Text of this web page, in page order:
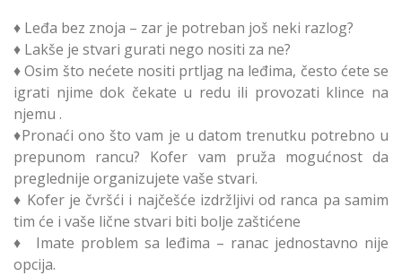
♦ Leđa bez znoja – zar je potreban još neki razlog?
♦ Lakše je stvari gurati nego nositi za ne?
♦ Osim što nećete nositi prtljag na leđima, često ćete se
igrati njime dok čekate u redu ili provozati klince na
njemu .
♦Pronaći ono što vam je u datom trenutku potrebno u
prepunom rancu? Kofer vam pruža mogućnost da
preglednije organizujete vaše stvari.
♦ Kofer je čvršći i najčešće izdržljivi od ranca pa samim
tim će i vaše lične stvari biti bolje zaštićene
♦ Imate problem sa leđima – ranac jednostavno nije
opcija.